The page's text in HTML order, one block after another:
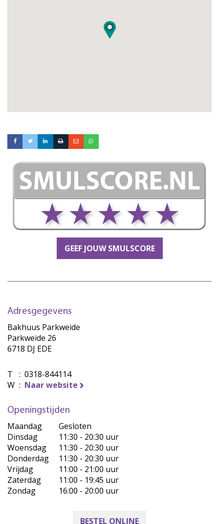
GEEF JOUW SMULSCORE
Adresgegevens
Bakhuus Parkweide
Parkweide 26
6718 DJ EDE
T : 0318-844114
W : Naar website
Openingstijden
Maandag
Gesloten
Dinsdag
11:30 - 20:30 uur
Woensdag
11:30 - 20:30 uur
Donderdag
11:30 - 20:30 uur
Vrijdag
11:00 - 21:00 uur
Zaterdag
11:00 - 19:45 uur
Zondag
16:00 - 20:00 uur
BESTEL ONLINE